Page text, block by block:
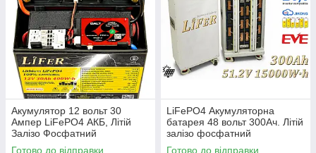
Акумулятор 12 вольт 30
Ампер LiFePO4 АКБ, Літій
Залізо Фосфатний
Акумулятор для дому,
Готово до відправки
LiFePO4 Акумуляторна
батарея 48 вольт 300Ач. Літій
залізо фосфатний
акумулятор 51,2 вольт
Готово до відправки